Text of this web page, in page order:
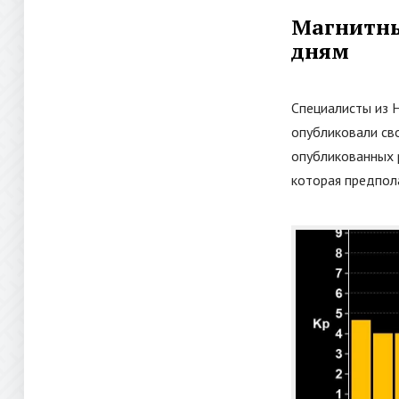
дням
Специалисты из
опубликовали
опубликованных
которая